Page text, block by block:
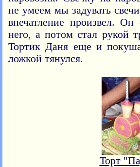
не умеем мы задувать
впечатление произвел.
него, а потом стал рукой
Тортик Даня еще и
ложкой тянулся.
Торт